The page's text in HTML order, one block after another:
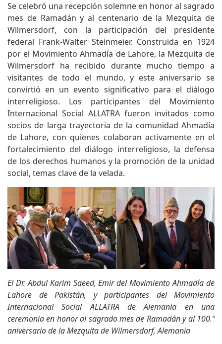
Se celebró una recepción solemne en honor al sagrado
mes de Ramadán y al centenario de la Mezquita de
Wilmersdorf, con la participación del presidente
federal Frank-Walter Steinmeier. Construida en 1924
por el Movimiento Ahmadía de Lahore, la Mezquita de
Wilmersdorf ha recibido durante mucho tiempo a
visitantes de todo el mundo, y este aniversario se
convirtió en un evento significativo para el diálogo
interreligioso. Los participantes del Movimiento
Internacional Social ALLATRA fueron invitados como
socios de larga trayectoria de la comunidad Ahmadía
de Lahore, con quienes colaboran activamente en el
fortalecimiento del diálogo interreligioso, la defensa
de los derechos humanos y la promoción de la unidad
social, temas clave de la velada.
El Dr. Abdul Karim Saeed, Emir del Movimiento Ahmadía de
Lahore de Pakistán, y participantes del Movimiento
Internacional Social ALLATRA de Alemania en una
ceremonia en honor al sagrado mes de Ramadán y al 100.º
aniversario de la Mezquita de Wilmersdorf, Alemania